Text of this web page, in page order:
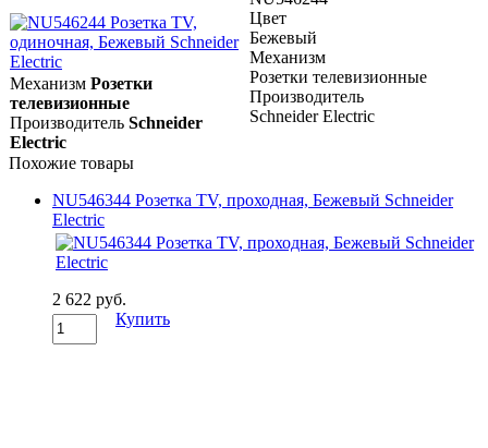
Цвет
Бежевый
Механизм
Розетки телевизионные
Производитель
Schneider Electric
Механизм Розетки
телевизионные
Производитель Schneider
Electric
Похожие товары
NU546344 Розетка TV, проходная, Бежевый Schneider
Electric
2 622 руб.
Купить